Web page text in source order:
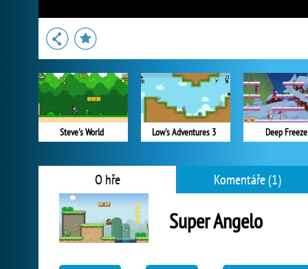
Steve's World Low's Adventures 3 Deep Freeze
O hře Komentáře (1)
Super Angelo